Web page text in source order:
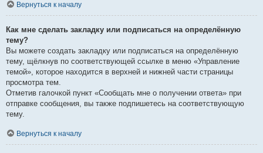
Вернуться к началу
Как мне сделать закладку или подписаться на определённую
тему?
Вы можете создать закладку или подписаться на определённую
тему, щёлкнув по соответствующей ссылке в меню «Управление
темой», которое находится в верхней и нижней части страницы
просмотра тем.
Отметив галочкой пункт «Сообщать мне о получении ответа» при
отправке сообщения, вы также подпишетесь на соответствующую
тему.
Вернуться к началу